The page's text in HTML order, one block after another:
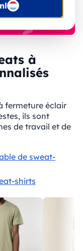
à
fermeture éclair
ils sont
de travail et de
de sweat-
shirts